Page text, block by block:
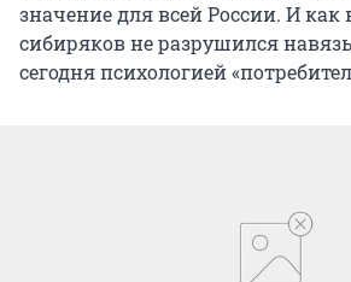
значение для всей России. И
сибиряков не разрушился
сегодня психологией